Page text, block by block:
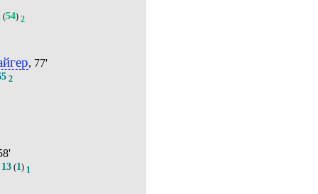
(54) 2
, 77'
2
13(1) 1